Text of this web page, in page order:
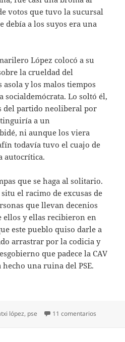
votos que tuvo la sucursal
debía a los suyos era una
López colocó a su
la crueldad del
y los malos tiempos
socialdemócrata. Lo soltó él,
del partido neoliberal por
a un
ni aunque los viera
todavía tuvo el cuajo de
autocrítica.
que se haga al solitario.
el racimo de excusas de
que llevan decenios
ellos y ellas recibieron en
este pueblo quiso darle a
arrastrar por la codicia y
que padece la CAV
una ruina del PSE.
lópez, pse 11 comentarios